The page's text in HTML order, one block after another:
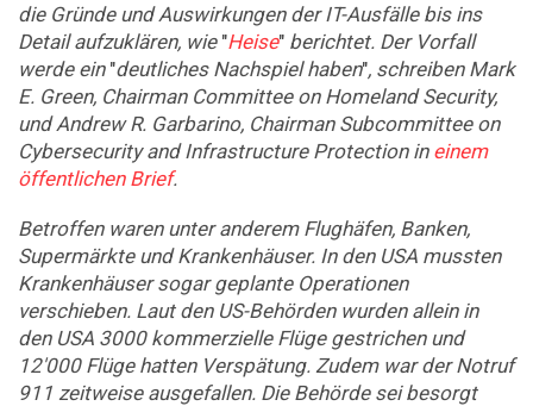
die Gründe und Auswirkungen der IT-Ausfälle bis ins
Detail aufzuklären, wie "Heise" berichtet. Der Vorfall
werde ein "deutliches Nachspiel haben", schreiben Mark
E. Green, Chairman Committee on Homeland Security,
und Andrew R. Garbarino, Chairman Subcommittee on
Cybersecurity and Infrastructure Protection in einem
öffentlichen Brief.
Betroffen waren unter anderem Flughäfen, Banken,
Supermärkte und Krankenhäuser. In den USA mussten
Krankenhäuser sogar geplante Operationen
verschieben. Laut den US-Behörden wurden allein in
den USA 3000 kommerzielle Flüge gestrichen und
12'000 Flüge hatten Verspätung. Zudem war der Notruf
911 zeitweise ausgefallen. Die Behörde sei besorgt